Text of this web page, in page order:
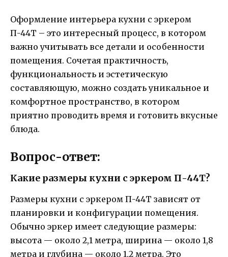
Оформление интерьера кухни с эркером
П-44Т – это интересный процесс, в котором
важно учитывать все детали и особенности
помещения. Сочетая практичность,
функциональность и эстетическую
составляющую, можно создать уникальное и
комфортное пространство, в котором
приятно проводить время и готовить вкусные
блюда.
Вопрос-ответ:
Какие размеры кухни с эркером П-44Т?
Размеры кухни с эркером П-44Т зависят от
планировки и конфигурации помещения.
Обычно эркер имеет следующие размеры:
высота — около 2,1 метра, ширина — около 1,8
метра и глубина — около 1,2 метра. Это